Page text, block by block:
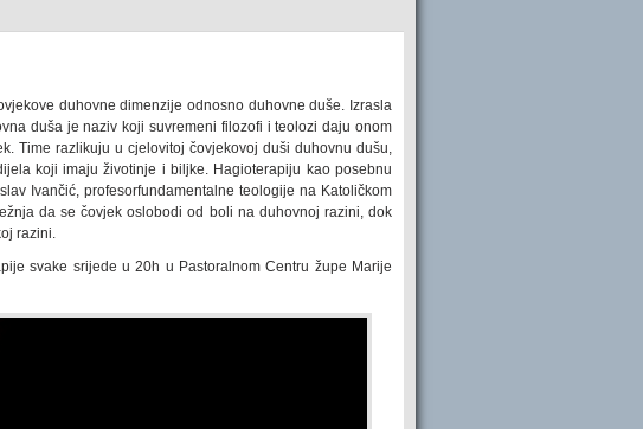
duhovne dimenzije odnosno duhovne duše. Izrasla
duša je naziv koji suvremeni filozofi i teolozi daju onom
Time razlikuju u cjelovitoj čovjekovoj duši duhovnu dušu,
koji imaju životinje i biljke. Hagioterapiju kao posebnu
Ivančić, profesorfundamentalne teologije na Katoličkom
da se čovjek oslobodi od boli na duhovnoj razini, dok
razini.
svake srijede u 20h u Pastoralnom Centru župe Marije